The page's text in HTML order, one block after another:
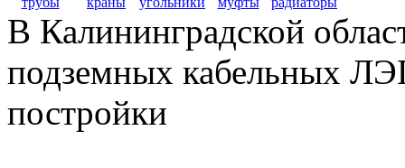
В Калининградской
подземных кабельных
постройки